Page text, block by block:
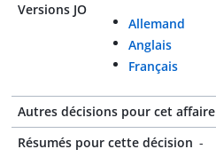
Versions JO
Allemand
Anglais
Français
Autres décisions pour cet affaire
Résumés pour cette décision -